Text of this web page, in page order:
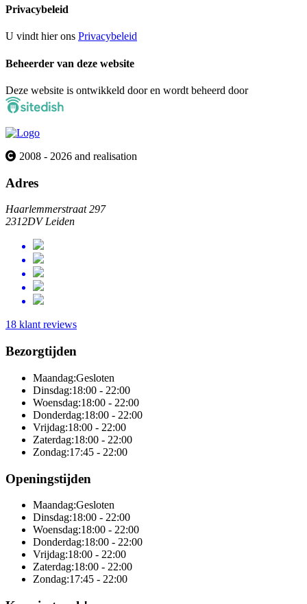
Privacybeleid
U vindt hier ons Privacybeleid
Beheerder van deze website
Deze website is ontwikkeld door en wordt beheerd door
2008 - 2026 and realisation
Adres
Haarlemmerstraat 297
2312DV Leiden
18 klant reviews
Bezorgtijden
Maandag:Gesloten
Dinsdag:18:00 - 22:00
Woensdag:18:00 - 22:00
Donderdag:18:00 - 22:00
Vrijdag:18:00 - 22:00
Zaterdag:18:00 - 22:00
Zondag:17:45 - 22:00
Openingstijden
Maandag:Gesloten
Dinsdag:18:00 - 22:00
Woensdag:18:00 - 22:00
Donderdag:18:00 - 22:00
Vrijdag:18:00 - 22:00
Zaterdag:18:00 - 22:00
Zondag:17:45 - 22:00